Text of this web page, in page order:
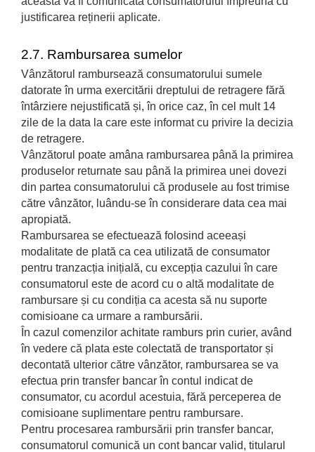
justificarea reținerii aplicate.
2.7. Rambursarea sumelor
Vânzătorul rambursează consumatorului sumele
datorate în urma exercitării dreptului de retragere fără
întârziere nejustificată și, în orice caz, în cel mult 14
zile de la data la care este informat cu privire la decizia
de retragere.
Vânzătorul poate amâna rambursarea până la primirea
produselor returnate sau până la primirea unei dovezi
din partea consumatorului că produsele au fost trimise
către vânzător, luându-se în considerare data cea mai
apropiată.
Rambursarea se efectuează folosind aceeași
modalitate de plată ca cea utilizată de consumator
pentru tranzacția inițială, cu excepția cazului în care
consumatorul este de acord cu o altă modalitate de
rambursare și cu condiția ca acesta să nu suporte
comisioane ca urmare a rambursării.
În cazul comenzilor achitate ramburs prin curier, având
în vedere că plata este colectată de transportator și
decontată ulterior către vânzător, rambursarea se va
efectua prin transfer bancar în contul indicat de
consumator, cu acordul acestuia, fără perceperea de
comisioane suplimentare pentru rambursare.
Pentru procesarea rambursării prin transfer bancar,
consumatorul comunică un cont bancar valid, titularul